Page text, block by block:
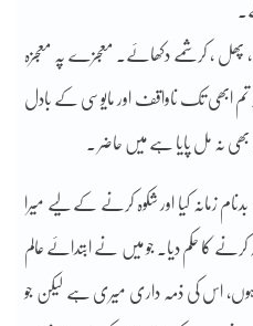
پھل ، کرشمے دکھائے۔ معجزے پہ معجزہ
ابھی تک ناواقف اور مایوسی کے بادل
بھی نہ مل پایا ہے میں حاضر ۔
کیا اور شکوہ کرنے کے لیے میرا
کرنے کا حکم دیا۔ جو میں نے ابتدائے عالم
ہوں، اس کی ذمہ داری میری ہے لیکن جو